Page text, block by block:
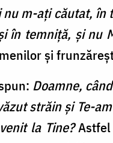
nu m-ați căutat, în
în temniţă, şi nu
și
Doamne,
străin şi Te-
la Tine?Astfel